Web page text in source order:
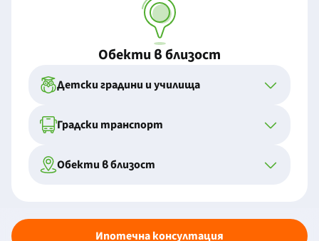
Обекти в близост
Детски градини и училища
Градски транспорт
Обекти в близост
Ипотечна консултация